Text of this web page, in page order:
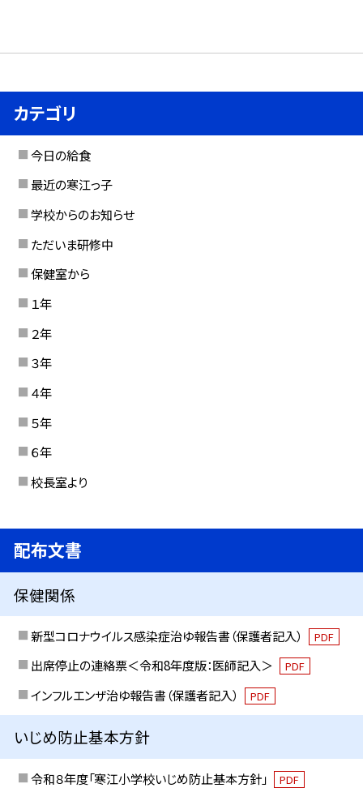
カテゴリ
今日の給食
最近の寒江っ子
学校からのお知らせ
ただいま研修中
保健室から
１年
２年
３年
４年
５年
６年
校長室より
配布文書
保健関係
新型コロナウイルス感染症治ゆ報告書（保護者記入） PDF
出席停止の連絡票＜令和8年度版：医師記入＞ PDF
インフルエンザ治ゆ報告書（保護者記入） PDF
いじめ防止基本方針
令和８年度「寒江小学校いじめ防止基本方針」 PDF